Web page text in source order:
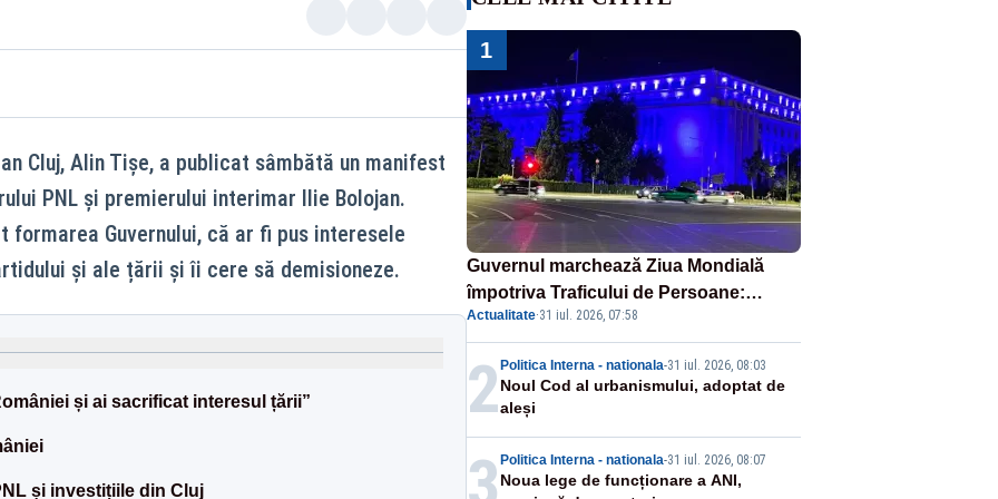
Cluj, Alin Tișe, a publicat sâmbătă un manifest
PNL și premierului interimar Ilie Bolojan.
Guvernului, că ar fi pus interesele
și ale țării și îi cere să demisioneze.
și ai sacrificat interesul țării”
și investițiile din Cluj
1
Guvernul marchează Ziua Mondială
împotriva Traficului de Persoane:
Palatul Victoria, iluminat în albastru
Actualitate·31 iul. 2026, 07:58
2Politica Interna - nationala-31 iul. 2026, 08:03
Noul Cod al urbanismului, adoptat de
aleși
Politica Interna - nationala-31 iul. 2026, 08:07
Noua lege de funcționare a ANI,